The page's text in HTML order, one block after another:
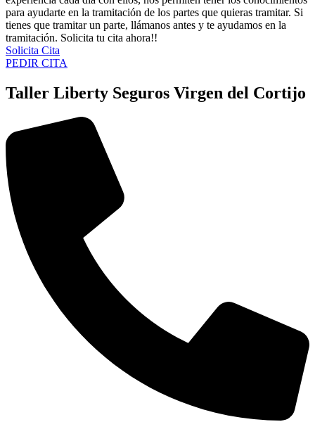
para ayudarte en la tramitación de los partes que quieras tramitar. Si
tienes que tramitar un parte, llámanos antes y te ayudamos en la
tramitación. Solicita tu cita ahora!!
Solicita Cita
PEDIR CITA
Taller Liberty Seguros Virgen del Cortijo